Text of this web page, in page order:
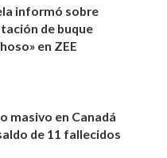
informó sobre
de buque
en ZEE
masivo en Canadá
de 11 fallecidos